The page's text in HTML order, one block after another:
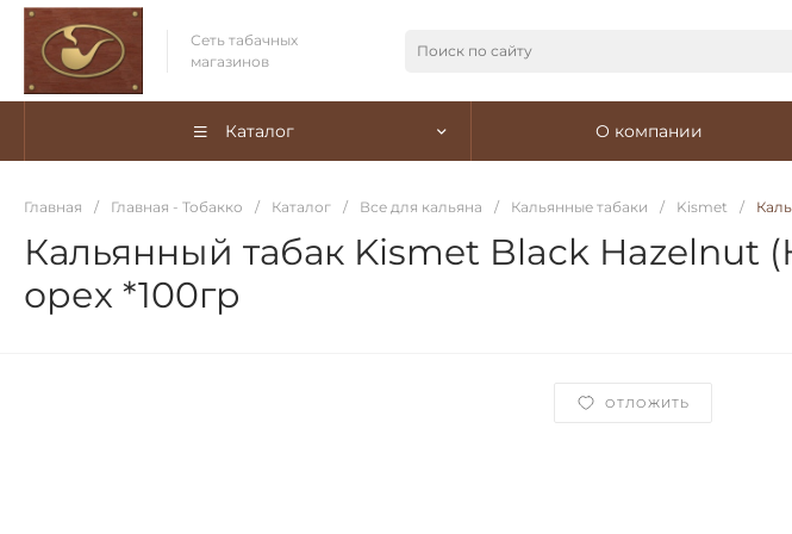
Сеть табачных
магазинов
Каталог О компании
Главная / Главная - Тобакко / Каталог / Все для кальяна / Кальянные табаки / Kismet /
Кальянный табак Kismet Black Hazelnut
орех *100гр
ОТЛОЖИТЬ